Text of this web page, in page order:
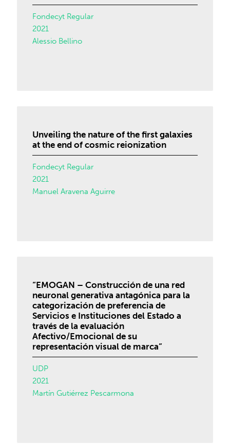
Fondecyt Regular
2021
Alessio Bellino
Unveiling the nature of the first galaxies
at the end of cosmic reionization
Fondecyt Regular
2021
Manuel Aravena Aguirre
“EMOGAN – Construcción de una red
neuronal generativa antagónica para la
categorización de preferencia de
Servicios e Instituciones del Estado a
través de la evaluación
Afectivo/Emocional de su
representación visual de marca”
UDP
2021
Martín Gutiérrez Pescarmona